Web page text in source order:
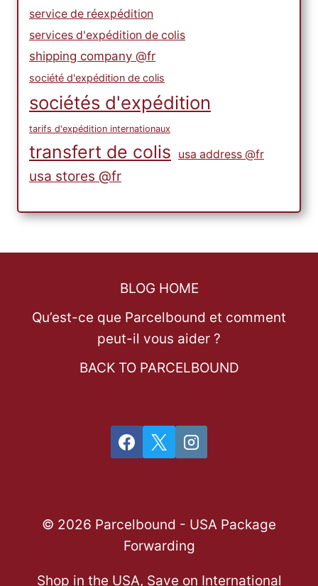
service de réexpédition
services d'expédition de colis
shipping company @fr
société d'expédition de colis
sociétés d'expédition
tarifs d'expédition internationaux
transfert de colis usa address @fr
usa stores @fr
BLOG HOME
Qu’est-ce que Parcelbound et comment
peut-il vous aider ?
BACK TO PARCELBOUND
© 2026 Parcelbound - USA Package
Forwarding
Shop in the USA, Save on International